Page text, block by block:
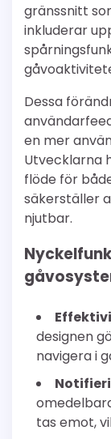
gränssnitt
inkluderar
Dessa
en mer
Utvecklarna
flöde för
säkerställer
njutbar.
designen
navigera i
tas emot,